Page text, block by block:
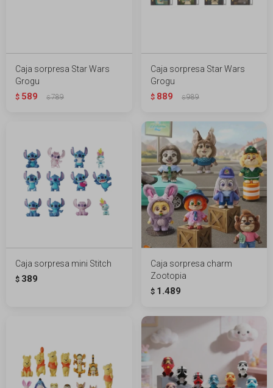
Caja sorpresa Star Wars
Grogu
$ 589 $789
Caja sorpresa Star Wars
Grogu
$ 889 $989
Caja sorpresa mini Stitch
$ 389
Caja sorpresa charm
Zootopia
$ 1.489